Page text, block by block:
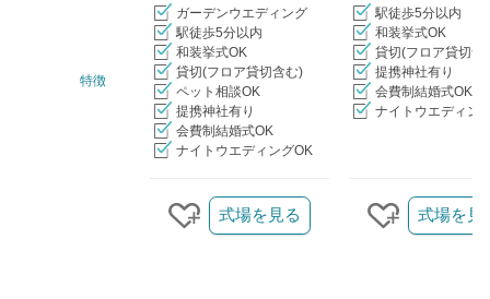
特徴
ガーデンウエディング
駅徒歩5分以内
和装挙式OK
貸切(フロア貸切含む)
ペット相談OK
提携神社有り
会費制結婚式OK
ナイトウエディングOK
駅徒歩5分以内
和装挙式OK
貸切(フロア貸切含
提携神社有り
会費制結婚式OK
ナイトウエディン
クリップする
式場を見る
クリップす
式場を見